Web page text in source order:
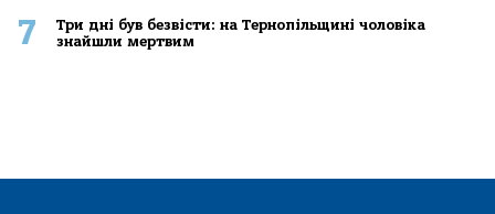
7
Три дні був безвісти: на Тернопільщині чоловіка
знайшли мертвим